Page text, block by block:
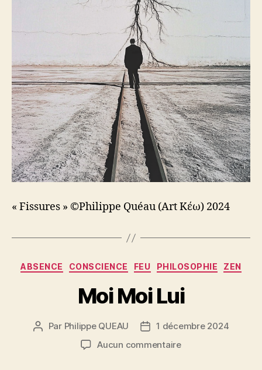
« Fissures » ©Philippe Quéau (Art Κέω) 2024
Catégories
ABSENCE CONSCIENCE FEU PHILOSOPHIE ZEN
Moi Moi Lui
Auteur
Par Philippe QUEAU
Date1 décembre 2024
Aucun commentairesur